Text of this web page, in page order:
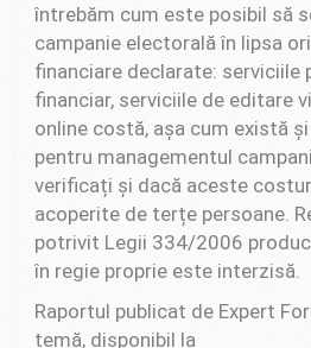
întrebăm cum este posibil să
campanie electorală în lipsa
financiare declarate: serviciile
financiar, serviciile de editare
online costă, așa cum există
pentru managementul
verificați și dacă aceste
acoperite de terțe persoane.
potrivit Legii 334/2006
în regie proprie este interzisă.
Raportul publicat de Expert
temă, disponibil la